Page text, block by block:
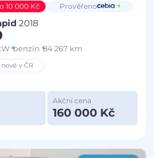
10 000 Kč Prověřeno
2018
benzín 84 267 km
v ČR
Akční cena
160 000 Kč